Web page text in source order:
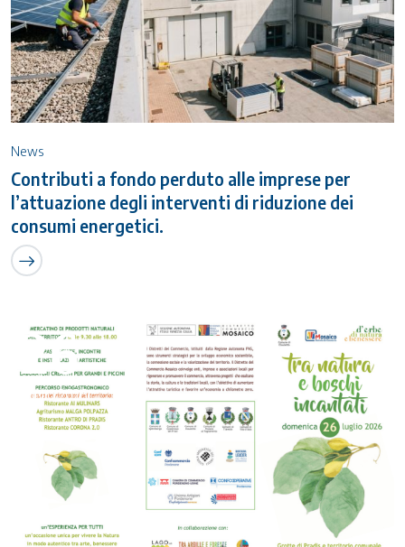
News
Contributi a fondo perduto alle imprese per
l’attuazione degli interventi di riduzione dei
consumi energetici.
26
Luglio 2026